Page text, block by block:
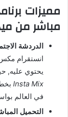
مباشر من
الدردشة
انستقرام
يحتوي عليه,
Insta Mix
في العالم
التحميل